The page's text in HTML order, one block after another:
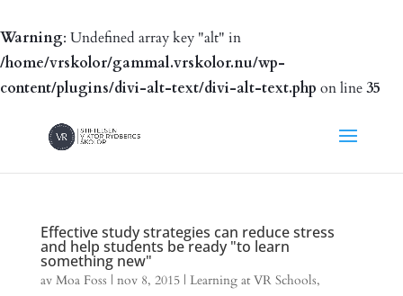
Warning: Undefined array key "alt" in
/home/vrskolor/gammal.vrskolor.nu/wp-
content/plugins/divi-alt-text/divi-alt-text.php on line35
Effective study strategies can reduce stress
and help students be ready "to learn
something new"
av Moa Foss | nov 8, 2015| Learning at VR Schools,